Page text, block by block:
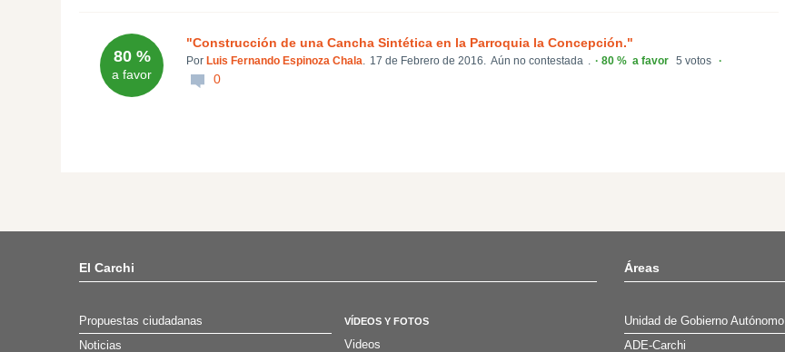
80 %
a favor
"Construcción de una Cancha Sintética en la Parroquia la Concepción."
Por Luis Fernando Espinoza Chala. 17 de Febrero de 2016. Aún no contestada . 80 % a favor 5 votos
0
El Carchi
Propuestas ciudadanas
Noticias
VÍDEOS Y FOTOS
Videos
Áreas
Unidad de Gobierno Autónomo
ADE-Carchi